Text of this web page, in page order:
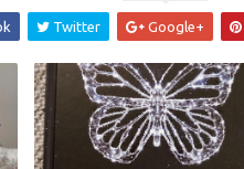
Twitter Google+